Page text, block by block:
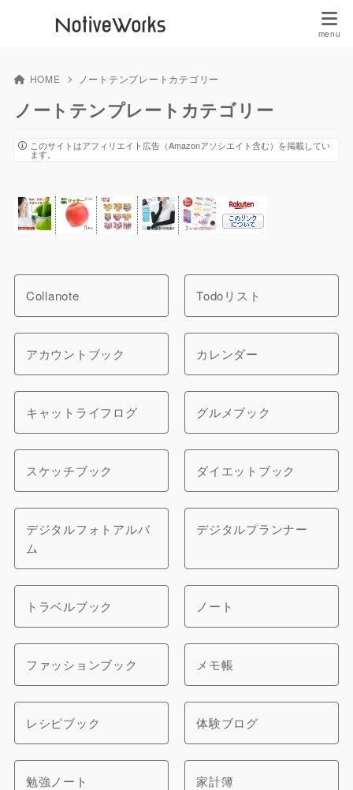
HOME ノートテンプレートカテゴリー
ノートテンプレートカテゴリー
このサイトはアフィリエイト広告（Amazonアソシエイト含む）を掲載してい
ます。
Collanote Todoリスト
アカウントブック カレンダー
キャットライフログ グルメブック
スケッチブック ダイエットブック
デジタルフォトアルバ
ム
デジタルプランナー
トラベルブック ノート
ファッションブック メモ帳
レシピブック 体験ブログ
勉強ノート 家計簿